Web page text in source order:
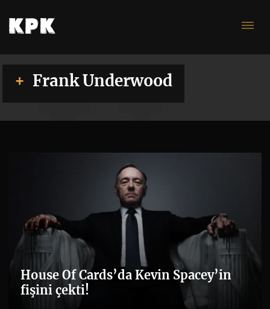
Frank Underwood
House Of Cards’da Kevin Spacey’in
fişini çekti!